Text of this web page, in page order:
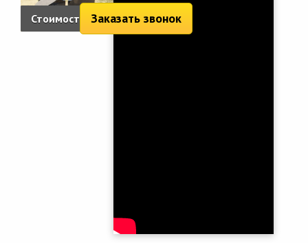
Стоимость: Заказать звонок